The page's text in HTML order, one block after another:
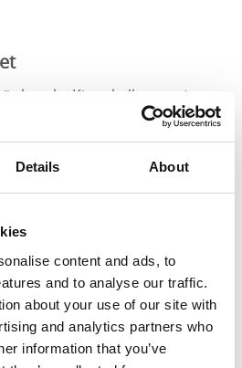
Details About
content and ads, to
and to analyse our traffic.
about your use of our site with
and analytics partners who
information that you’ve
är kanske Kinnekulles mest
40 meter djupa stenbrottet
De undre lagren av kalksten
miljoner år tillbaka i tiden, så
med utsik över de
till det blågröna vattnet i
i brottet.